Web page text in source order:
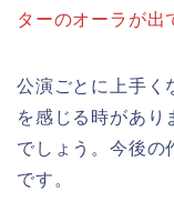
ターのオーラが出
公演ごとに上手く
を感じる時があり
でしょう。今後の
です。